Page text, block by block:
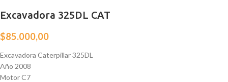
Excavadora 325DL CAT
$85.000,00
Excavadora Caterpillar 325DL
Año 2008
Motor C7